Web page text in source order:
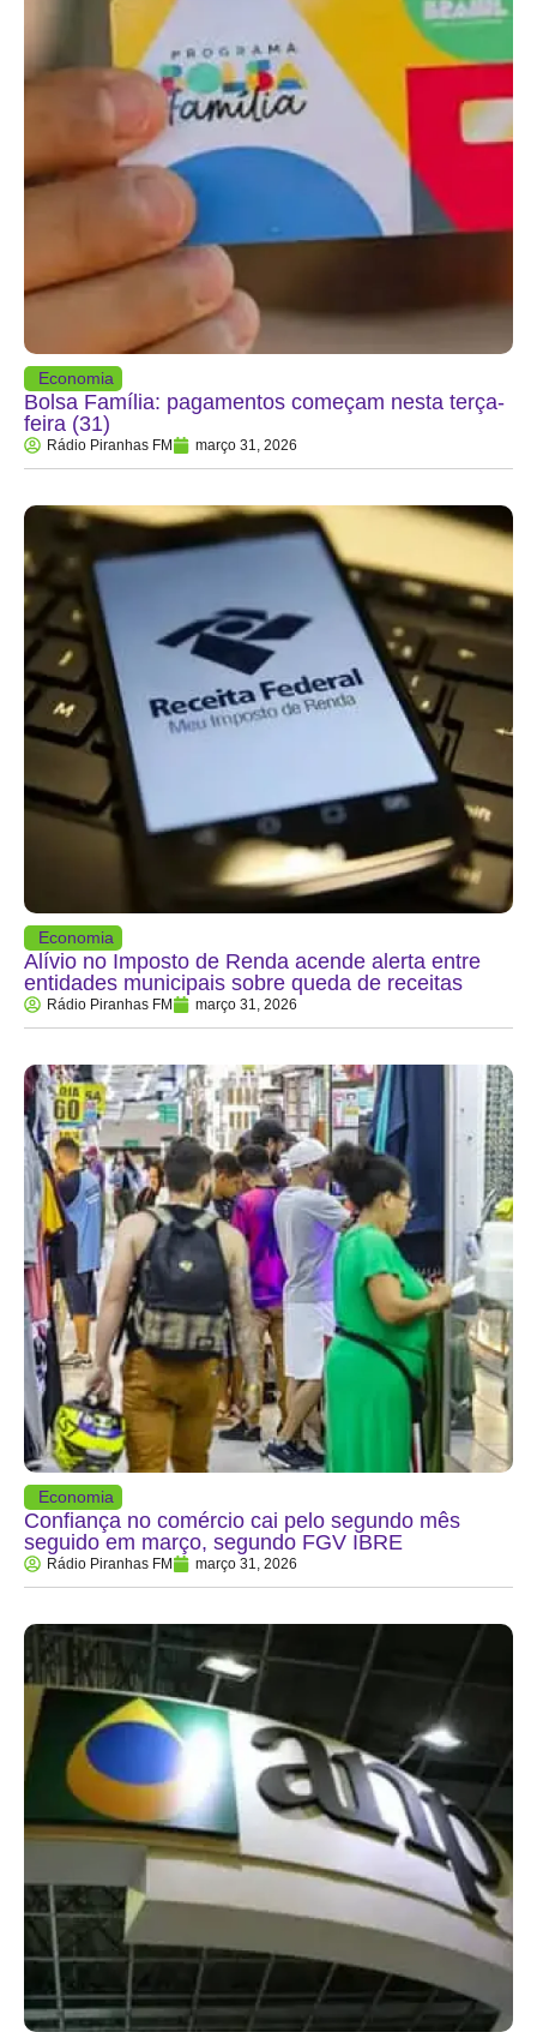
Economia
Bolsa Família: pagamentos começam nesta terça-
feira (31)
Rádio Piranhas FM março 31, 2026
Economia
Alívio no Imposto de Renda acende alerta entre
entidades municipais sobre queda de receitas
Rádio Piranhas FM março 31, 2026
Economia
Confiança no comércio cai pelo segundo mês
seguido em março, segundo FGV IBRE
Rádio Piranhas FM março 31, 2026